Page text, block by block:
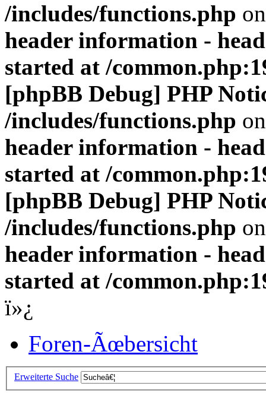
/includes/functions.php
header information -
started at /
[phpBB Debug] PHP
/includes/functions.php
header information -
started at /
[phpBB Debug] PHP
/includes/functions.php
header information -
started at /
ï»¿
Foren-Ãœbersicht
Erweiterte Suche